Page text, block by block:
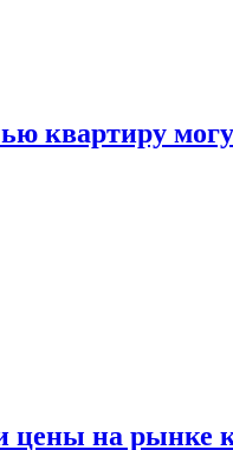
квартиру
цены на рынке